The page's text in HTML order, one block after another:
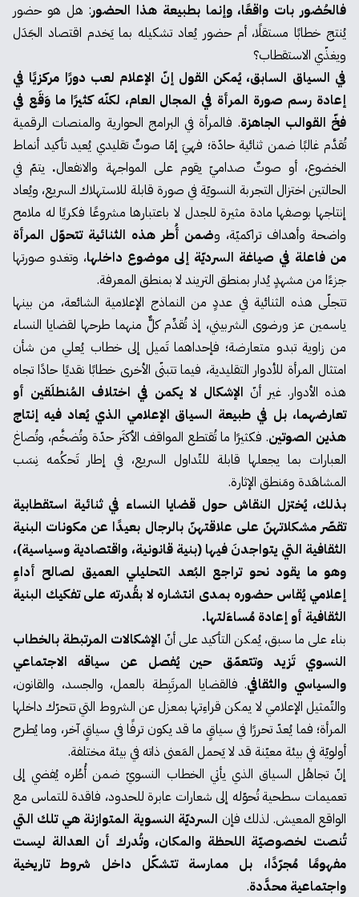
فالحُضور بات واقعًا، وإنما بطبيعة هذا الحضور: هل هو حضور
يُنتج خطابًا مستقلًا، أم حضور يُعاد تشكيله بما يَخدم اقتصاد الجَدَل
ويغذّي الاستقطاب؟
في السياق السابق، يُمكن القول إنّ الإعلام لعب دورًا مركزيًا في
إعادة رسم صورة المرأة في المجال العام، لكنّه كثيرًا ما وَقَع في
فخّ القوالب الجاهزة. فالمرأة في البرامج الحوارية والمنصات الرقمية
تُقدَّم غالبًا ضمن ثنائية حادّة؛ فهيَ إمّا صوتٌ تقليدي يُعيد تأكيد أنماط
الخضوع، أو صوتٌ صداميّ يقوم على المواجهة والانفعال. يتمّ في
الحالتين اختزال التجربة النسويّة في صورة قابلة للاستهلاك السريع، ويُعاد
إنتاجها بوصفها مادة مثيرة للجدل لا باعتبارها مشروعًا فكريًا له ملامح
واضحة وأهداف تراكميّة، وضمن أُطر هذه الثنائية تتحوّل المرأة
من فاعلة في صياغة السرديّة إلى موضوع داخلها، وتغدو صورتها
جزءًا من مشهدٍ يُدار بمنطق التريند لا بمنطق المعرفة.
تتجلّى هذه الثنائية في عددٍ من النماذج الإعلامية الشائعة، من بينها
ياسمين عز ورضوى الشربيني، إذ تُقدِّم كلٌّ منهما طرحها لقضايا النساء
من زاوية تبدو متعارضة؛ فإحداهما تَميل إلى خطاب يُعلي من شأن
امتثال المرأة للأدوار التقليدية، فيما تتبنّى الأخرى خطابًا نقديًا حادًا تجاه
هذه الأدوار. غير أنّ الإشكال لا يكمن في اختلاف المُنطلَقين أو
تعارضهما، بل في طبيعة السياق الإعلامي الذي يُعاد فيه إنتاج
هذين الصوتين. فكثيرًا ما تُقتطع المواقف الأكثَر حدّة وتُضخَّم، وتُصاغ
العبارات بما يجعلها قابلة للتّداول السريع، في إطار تَحكُمه نِسَب
المشاهَدة ومَنطق الإثارة.
بذلك، يُختزل النقاش حول قضايا النساء في ثنائية استقطابية
تقصّر مشكلاتهنّ على علاقتهنّ بالرجال بعيدًا عن مكونات البنية
الثقافية التي يتواجدنَ فيها (بنية قانونية، واقتصادية وسياسية)،
وهو ما يقود نحو تراجع البُعد التحليلي العميق لصالح أداءٍ
إعلامي يُقاس حضوره بمدى انتشاره لا بقُدرته على تفكيك البنية
الثقافية أو إعادة مُساءَلتها.
بناء على ما سبق، يُمكن التأكيد على أنّ الإشكالات المرتبطة بالخطاب
النسوي تَزيد وتتعمّق حين يُفصل عن سياقه الاجتماعي
والسياسي والثقافي. فالقضايا المرتَبِطة بالعمل، والجسد، والقانون،
والتّمثيل الإعلامي لا يمكن قراءِتها بمعزل عن الشروط التي تتحرّك داخلها
المرأة؛ فما يُعدّ تحررًا في سياقٍ ما قد يكون ترفًا في سياقٍ آخر، وما يُطرح
أولويّة في بيئة معيّنة قد لا يَحمل المَعنى ذاته في بيئة مختلفة.
إنّ تجاهُل السياق الذي يأتي الخطاب النسويّ ضمن أُطُره يُفضي إلى
تعميمات سطحية تُحوّله إلى شعارات عابرة للحدود، فاقدة للتماس مع
الواقع المعيش. لذلك فإن السرديّة النسوية المتوازنة هي تلك التي
تُنصت لخصوصيّة اللحظة والمكان، وتُدرك أن العدالة ليست
مفهومًا مُجرّدًا، بل ممارسة تتشكّل داخل شروط تاريخية
واجتماعية محدَّدة.